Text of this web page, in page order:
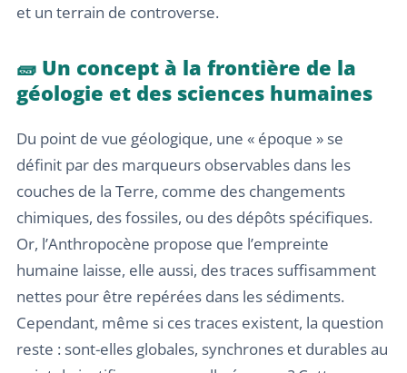
et un terrain de controverse.
🧱 Un concept à la frontière de la
géologie et des sciences humaines
Du point de vue géologique, une « époque » se
définit par des marqueurs observables dans les
couches de la Terre, comme des changements
chimiques, des fossiles, ou des dépôts spécifiques.
Or, l’Anthropocène propose que l’empreinte
humaine laisse, elle aussi, des traces suffisamment
nettes pour être repérées dans les sédiments.
Cependant, même si ces traces existent, la question
reste : sont-elles globales, synchrones et durables au